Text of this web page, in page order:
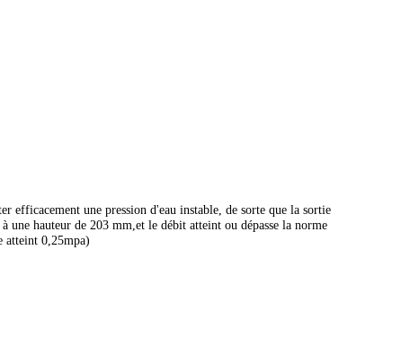
efficacement une pression d'eau instable, de sorte que la sortie
une hauteur de 203 mm,et le débit atteint ou dépasse la norme
atteint 0,25mpa)